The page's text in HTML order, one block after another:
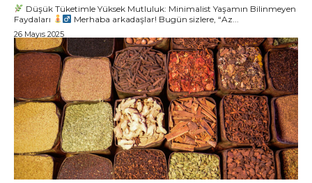
Düşük Tüketimle Yüksek Mutluluk: Minimalist Yaşamın Bilinmeyen
Faydaları
Merhaba arkadaşlar! Bugün sizlere, “Az...
26 Mayıs 2025